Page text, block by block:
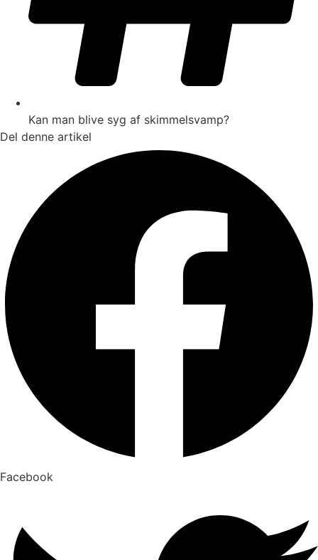
Kan man blive syg af skimmelsvamp?
Del denne artikel
Facebook